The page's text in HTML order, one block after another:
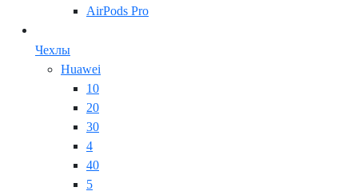
AirPods Pro
Чехлы
Huawei
10
20
30
4
40
5